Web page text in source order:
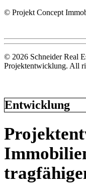
© Projekt Concept
© 2026 Schneider Real
Projektentwicklung. All
Entwicklung